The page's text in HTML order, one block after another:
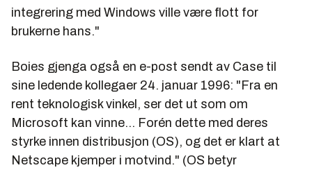
integrering med Windows ville være flott for
brukerne hans."
Boies gjenga også en e-post sendt av Case til
sine ledende kollegaer 24. januar 1996: "Fra en
rent teknologisk vinkel, ser det ut som om
Microsoft kan vinne... Forén dette med deres
styrke innen distribusjon (OS), og det er klart at
Netscape kjemper i motvind." (OS betyr